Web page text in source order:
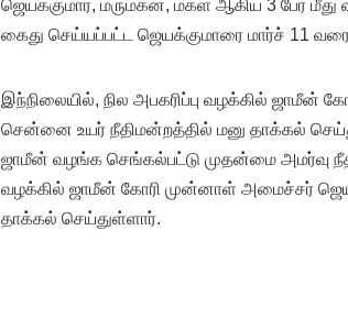
ஜெயக்குமார், மருமகன், மகள் ஆகிய 3 பேர் மீது
கைது செய்யப்பட்ட ஜெயக்குமாரை மார்ச் 11
இந்நிலையில், நில அபகரிப்பு வழக்கில் ஜாமீன்
சென்னை உயர் நீதிமன்றத்தில் மனு தாக்கல்
ஜாமீன் வழங்க செங்கல்பட்டு முதன்மை அமர்வு
வழக்கில் ஜாமீன் கோரி முன்னாள் அமைச்சர்
தாக்கல் செய்துள்ளார்.